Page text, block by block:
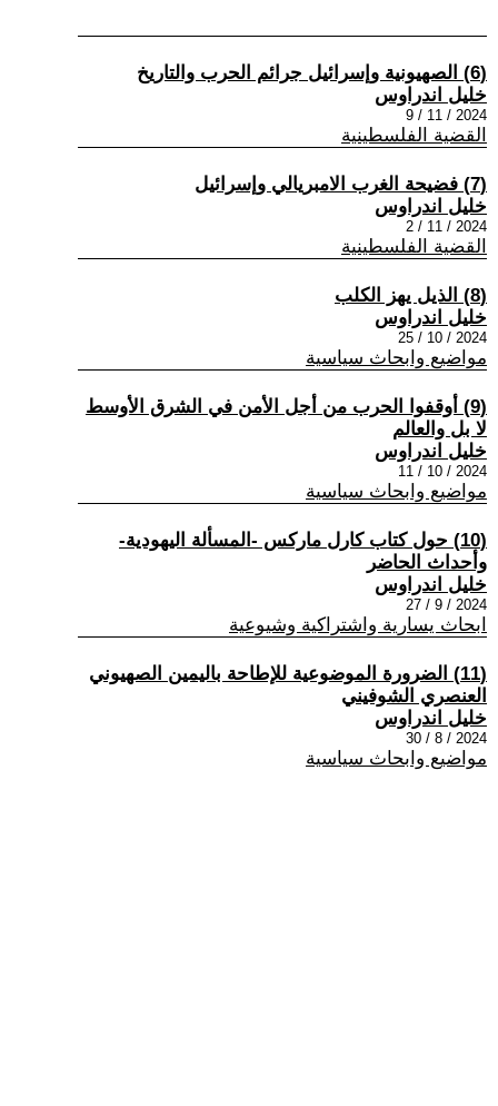
(6) الصهيونية وإسرائيل جرائم الحرب والتاريخ
خليل اندراوس
2024 / 11 / 9
القضية الفلسطينية
(7) فضيحة الغرب الامبريالي وإسرائيل
خليل اندراوس
2024 / 11 / 2
القضية الفلسطينية
(8) الذيل يهز الكلب
خليل اندراوس
2024 / 10 / 25
مواضيع وابحاث سياسية
(9) أوقفوا الحرب من أجل الأمن في الشرق الأوسط
لا بل والعالم
خليل اندراوس
2024 / 10 / 11
مواضيع وابحاث سياسية
(10) حول كتاب كارل ماركس -المسألة اليهودية-
وأحداث الحاضر
خليل اندراوس
2024 / 9 / 27
ابحاث يسارية واشتراكية وشيوعية
(11) الضرورة الموضوعية للإطاحة باليمين الصهيوني
العنصري الشوفيني
خليل اندراوس
2024 / 8 / 30
مواضيع وابحاث سياسية